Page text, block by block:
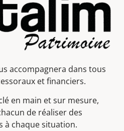
accompagnera dans tous
et financiers.
en main et sur mesure,
de réaliser des
à chaque situation.